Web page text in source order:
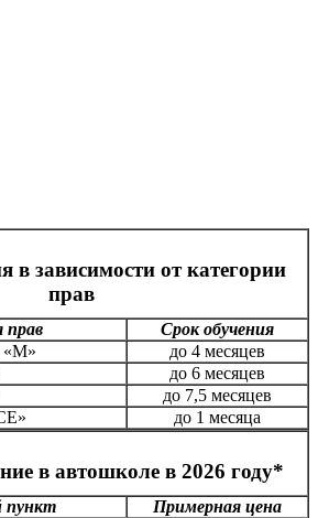
в зависимости от категории
прав
прав
Срок обучения
«М»
до 4 месяцев
до 6 месяцев
до 7,5 месяцев
до 1 месяца
в автошколе в 2026 году*
пункт
Примерная цена